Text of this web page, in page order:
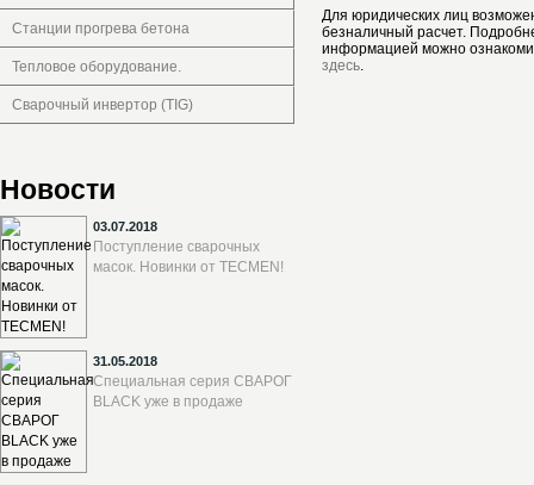
Станции прогрева бетона
Тепловое оборудование.
Сварочный инвертор (TIG)
Новости
03.07.2018
Поступление сварочных
масок. Новинки от TECMEN!
31.05.2018
Специальная серия СВАРОГ
BLACK уже в продаже
Для юридических лиц
безналичный расчет.
информацией можно
здесь.